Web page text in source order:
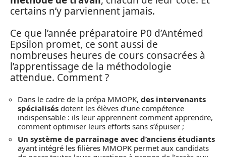
certains n’y parviennent jamais.
Ce que l’année préparatoire P0 d’Antémed
Epsilon promet, ce sont aussi de
nombreuses heures de cours consacrées à
l’apprentissage de la méthodologie
attendue. Comment ?
Dans le cadre de la prépa MMOPK, des intervenants
spécialisés dotent les élèves d’une compétence
indispensable : ils leur apprennent comment apprendre,
comment optimiser leurs efforts sans s’épuiser ;
Un système de parrainage avec d’anciens étudiants
ayant intégré les filières MMOPK permet aux candidats